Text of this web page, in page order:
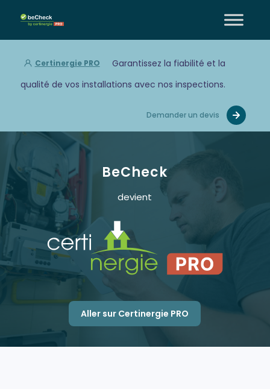
Certinergie PRO
Garantissez la fiabilité et la
qualité de vos installations avec nos inspections.
Demander un devis
BeCheck
devient
Aller sur Certinergie PRO